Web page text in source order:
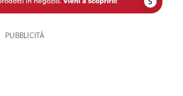
PUBBLICITÀ